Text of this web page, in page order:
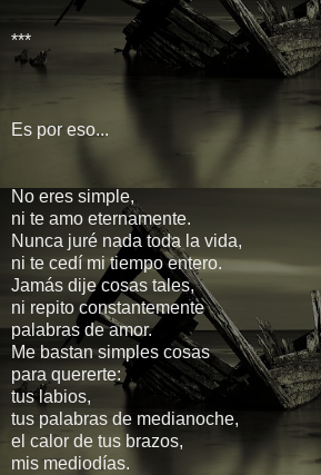
***
Es por eso...
No eres simple,
ni te amo eternamente.
Nunca juré nada toda la vida,
ni te cedí mi tiempo entero.
Jamás dije cosas tales,
ni repito constantemente
palabras de amor.
Me bastan simples cosas
para quererte:
tus labios,
tus palabras de medianoche,
el calor de tus brazos,
mis mediodías.